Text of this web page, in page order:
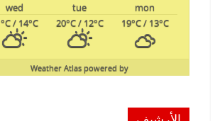
mon
tue
wed
19°C/ 13°C
20°C/ 12°C
°C/ 14°C
powered by
Weather Atlas